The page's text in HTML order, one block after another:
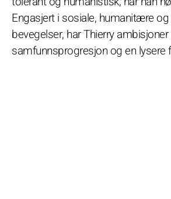
Engasjert i sosiale, humanitære og
bevegelser, har Thierry
samfunnsprogresjon og en lysere